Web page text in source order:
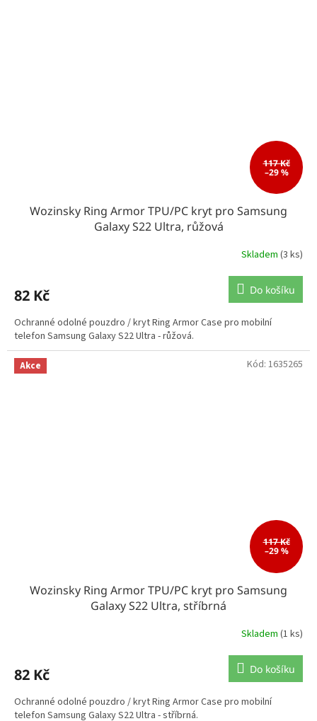
117 Kč
–29 %
Wozinsky Ring Armor TPU/PC kryt pro Samsung
Galaxy S22 Ultra, růžová
Skladem (3 ks)
82 Kč Do košíku
Ochranné odolné pouzdro / kryt Ring Armor Case pro mobilní
telefon Samsung Galaxy S22 Ultra - růžová.
Akce
117 Kč
–29 %
Wozinsky Ring Armor TPU/PC kryt pro Samsung
Galaxy S22 Ultra, stříbrná
Skladem (1 ks)
82 Kč Do košíku
Ochranné odolné pouzdro / kryt Ring Armor Case pro mobilní
telefon Samsung Galaxy S22 Ultra - stříbrná.
Kód: 1635265